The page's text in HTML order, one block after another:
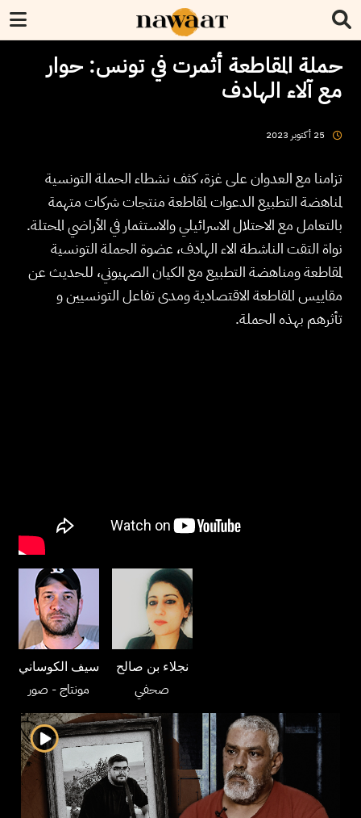
حملة المقاطعة أثمرت في تونس: حوار
مع آلاء الهادف
25 أكتوبر 2023
تزامنا مع العدوان على غزة، كثف نشطاء الحملة التونسية
لمناهضة التطبيع الدعوات لمقاطعة منتجات شركات متهمة
بالتعامل مع الاحتلال الاسرائيلي والاستثمار في الأراضي المحتلة.
نواة التقت الناشطة الاء الهادف، عضوة الحملة التونسية
لمقاطعة ومناهضة التطبيع مع الكيان الصهيوني، للحديث عن
مقاييس المقاطعة الاقتصادية ومدى تفاعل التونسيين و
تأثرهم بهذه الحملة.
سيف الكوساني
مونتاج- صور
نجلاء بن صالح
صحفي